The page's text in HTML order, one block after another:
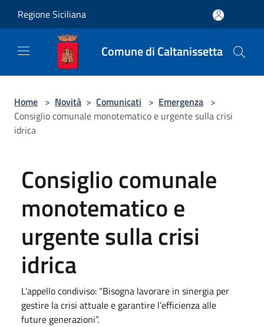
Regione Siciliana
Comune di Caltanissetta
Home > Novità > Comunicati > Emergenza >
Consiglio comunale monotematico e urgente sulla crisi
idrica
Consiglio comunale
monotematico e
urgente sulla crisi
idrica
L’appello condiviso: “Bisogna lavorare in sinergia per
gestire la crisi attuale e garantire l’efficienza alle
future generazioni”.